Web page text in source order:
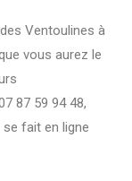
Ventoulines à
vous aurez le
87 59 94 48,
fait en ligne